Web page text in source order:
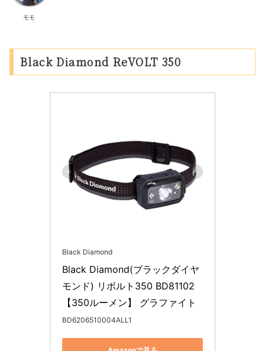
モモ
Black Diamond ReVOLT 350
Black Diamond
Black Diamond(ブラックダイヤ
モンド) リボルト350 BD81102
【350ルーメン】 グラファイト
BD6206510004ALL1